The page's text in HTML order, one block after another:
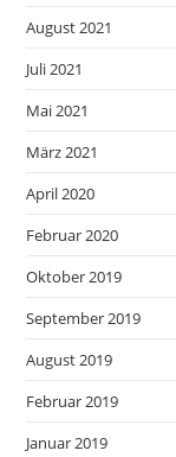
August 2021
Juli 2021
Mai 2021
März 2021
April 2020
Februar 2020
Oktober 2019
September 2019
August 2019
Februar 2019
Januar 2019